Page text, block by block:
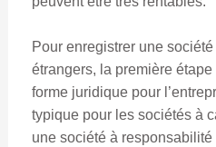
Pour enregistrer une
étrangers, la première
forme juridique pour
typique pour les sociétés à
une société à